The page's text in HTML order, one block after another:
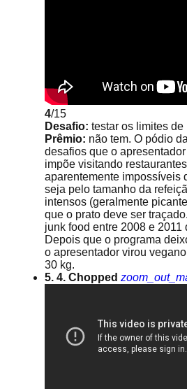
4/15
Desafio: testar os limites de
Prêmio: não tem. O pódio
desafios que o
impõe visitando
aparentemente impossíveis
seja pelo tamanho da
intensos (geralmente
que o prato deve ser
junk food entre 2008 e 2011
Depois que o programa
o apresentador virou
30 kg.
5. 4. Chopped